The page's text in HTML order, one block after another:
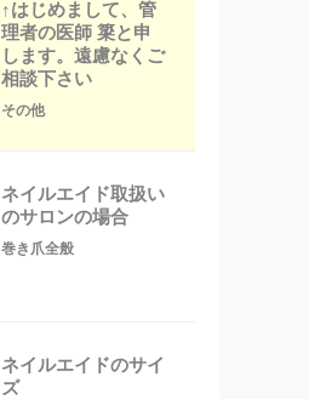
↑はじめまして、管
理者の医師 簗と申
します。遠慮なくご
相談下さい
その他
ネイルエイド取扱い
のサロンの場合
巻き爪全般
ネイルエイドのサイ
ズ